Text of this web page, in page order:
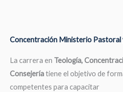
Concentración Ministerio Pastoral
La carrera en Teología,
Consejeríatiene el objetivo de
competentes para capacitar